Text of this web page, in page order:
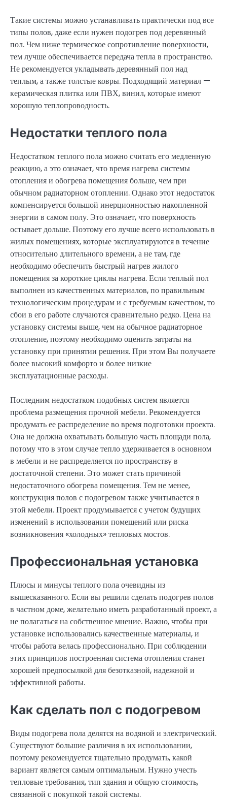
Такие системы можно устанавливать практически под все
типы полов, даже если нужен подогрев под деревянный
пол. Чем ниже термическое сопротивление поверхности,
тем лучше обеспечивается передача тепла в пространство.
Не рекомендуется укладывать деревянный пол над
теплым, а также толстые ковры. Подходящий материал —
керамическая плитка или ПВХ, винил, которые имеют
хорошую теплопроводность.
Недостатки теплого пола
Недостатком теплого пола можно считать его медленную
реакцию, а это означает, что время нагрева системы
отопления и обогрева помещения больше, чем при
обычном радиаторном отоплении. Однако этот недостаток
компенсируется большой инерционностью накопленной
энергии в самом полу. Это означает, что поверхность
остывает дольше. Поэтому его лучше всего использовать в
жилых помещениях, которые эксплуатируются в течение
относительно длительного времени, а не там, где
необходимо обеспечить быстрый нагрев жилого
помещения за короткие циклы нагрева. Если теплый пол
выполнен из качественных материалов, по правильным
технологическим процедурам и с требуемым качеством, то
сбои в его работе случаются сравнительно редко. Цена на
установку системы выше, чем на обычное радиаторное
отопление, поэтому необходимо оценить затраты на
установку при принятии решения. При этом Вы получаете
более высокий комфорто и более низкие
эксплуатационные расходы.
Последним недостатком подобных систем является
проблема размещения прочной мебели. Рекомендуется
продумать ее распределение во время подготовки проекта.
Она не должна охватывать большую часть площади пола,
потому что в этом случае тепло удерживается в основном
в мебели и не распределяется по пространству в
достаточной степени. Это может стать причиной
недостаточного обогрева помещения. Тем не менее,
конструкция полов с подогревом также учитывается в
этой мебели. Проект продумывается с учетом будущих
изменений в использовании помещений или риска
возникновения «холодных» тепловых мостов.
Профессиональная установка
Плюсы и минусы теплого пола очевидны из
вышесказанного. Если вы решили сделать подогрев полов
в частном доме, желательно иметь разработанный проект, а
не полагаться на собственное мнение. Важно, чтобы при
установке использовались качественные материалы, и
чтобы работа велась профессионально. При соблюдении
этих принципов построенная система отопления станет
хорошей предпосылкой для безотказной, надежной и
эффективной работы.
Как сделать пол с подогревом
Виды подогрева пола делятся на водяной и электрический.
Существуют большие различия в их использовании,
поэтому рекомендуется тщательно продумать, какой
вариант является самым оптимальным. Нужно учесть
тепловые требования, тип здания и общую стоимость,
связанной с покупкой такой системы.